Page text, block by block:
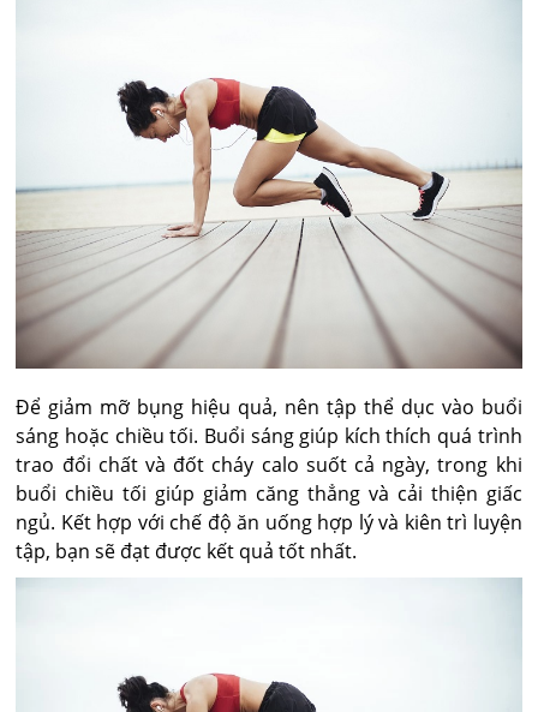
Để giảm mỡ bụng hiệu quả, nên tập thể dục vào buổi
sáng hoặc chiều tối. Buổi sáng giúp kích thích quá trình
trao đổi chất và đốt cháy calo suốt cả ngày, trong khi
buổi chiều tối giúp giảm căng thẳng và cải thiện giấc
ngủ. Kết hợp với chế độ ăn uống hợp lý và kiên trì luyện
tập, bạn sẽ đạt được kết quả tốt nhất.